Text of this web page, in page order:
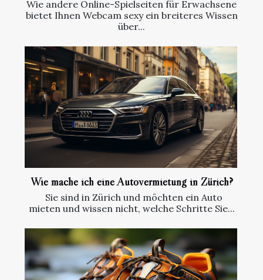
Wie andere Online-Spielseiten für Erwachsene
bietet Ihnen Webcam sexy ein breiteres Wissen
über...
Wie mache ich eine Autovermietung in Zürich?
Sie sind in Zürich und möchten ein Auto
mieten und wissen nicht, welche Schritte Sie...